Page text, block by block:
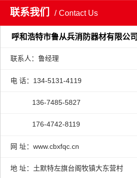
联系我们 Contact Us
呼和浩特市鲁从兵消防器材有限公司
联系人：鲁经理
电 话：134-5131-4119
136-7485-5827
176-4742-8119
网 址：www.cbxfqc.cn
地 址：土默特左旗台阁牧镇大东营村